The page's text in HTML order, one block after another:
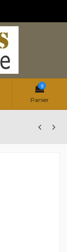
0
Panier